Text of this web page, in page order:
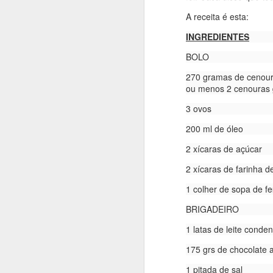
A receita é esta:
INGREDIENTES
BOLO
270 gramas de
ou menos 2 cenouras
3 ovos
200 ml de óleo
2 xícaras de açúcar
2 xícaras de farinha
1 colher de sopa de
BRIGADEIRO
1 latas de leite
175 grs de chocolate
1 pitada de sal
bolo super
achei aqui: https://
INGREDIENTES
350 grs de banana
25g de óleo de girassol
1 colher de sopa bem
110g de farinha
150-165g de